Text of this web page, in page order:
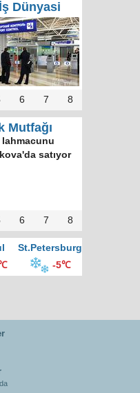
Dünyasi
6 7 8
Mutfağı
lahmacunu
satıyor
6 7 8
St.Petersburg
-5℃